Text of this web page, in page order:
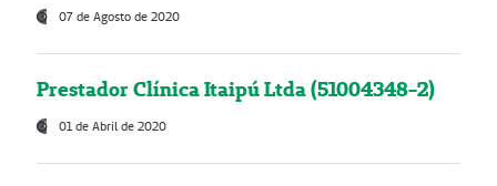
07 de Agosto de 2020
Prestador Clínica Itaipú Ltda (51004348-2)
01 de Abril de 2020